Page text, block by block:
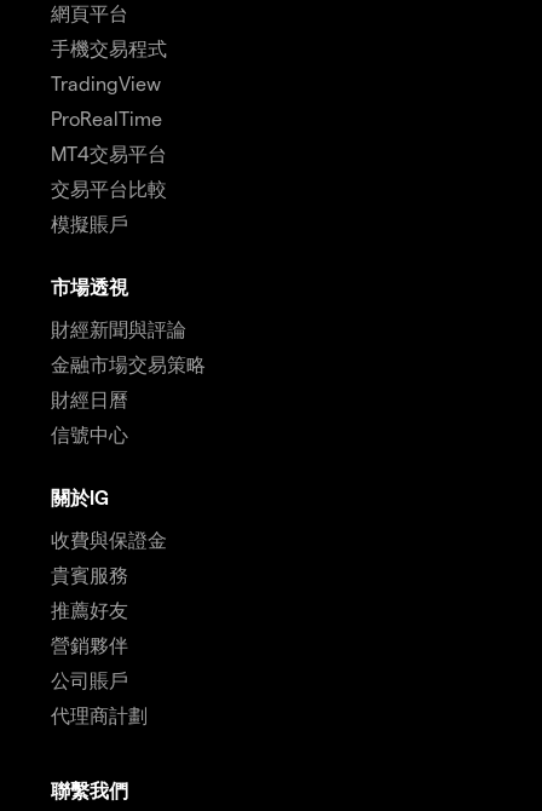
網頁平台
手機交易程式
TradingView
ProRealTime
MT4交易平台
交易平台比較
模擬賬戶
市場透視
財經新聞與評論
金融市場交易策略
財經日曆
信號中心
關於IG
收費與保證金
貴賓服務
推薦好友
營銷夥伴
公司賬戶
代理商計劃
聯繫我們